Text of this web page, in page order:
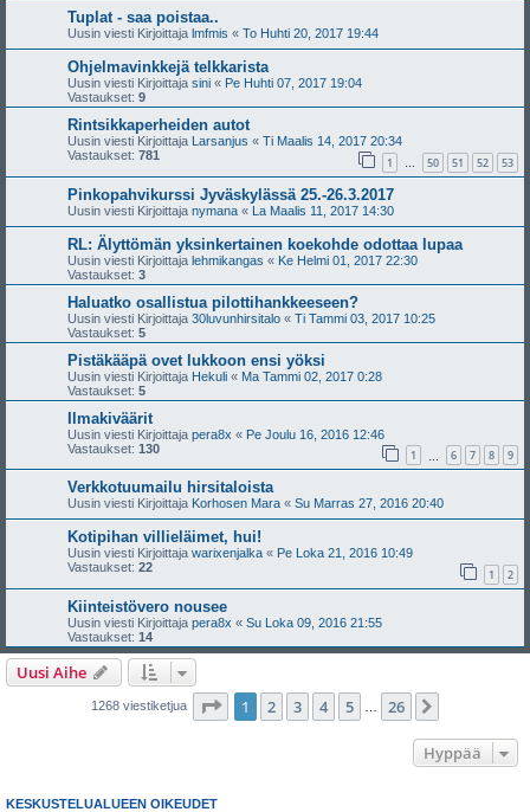
Tuplat - saa poistaa..
Uusin viesti Kirjoittaja lmfmis « To Huhti 20, 2017 19:44
Ohjelmavinkkejä telkkarista
Uusin viesti Kirjoittaja sini « Pe Huhti 07, 2017 19:04
Vastaukset: 9
Rintsikkaperheiden autot
Uusin viesti Kirjoittaja Larsanjus « Ti Maalis 14, 2017 20:34
Vastaukset: 781 1 … 50 51 52 53
Pinkopahvikurssi Jyväskylässä 25.-26.3.2017
Uusin viesti Kirjoittaja nymana « La Maalis 11, 2017 14:30
RL: Älyttömän yksinkertainen koekohde odottaa lupaa
Uusin viesti Kirjoittaja lehmikangas « Ke Helmi 01, 2017 22:30
Vastaukset: 3
Haluatko osallistua pilottihankkeeseen?
Uusin viesti Kirjoittaja 30luvunhirsitalo « Ti Tammi 03, 2017 10:25
Vastaukset: 5
Pistäkääpä ovet lukkoon ensi yöksi
Uusin viesti Kirjoittaja Hekuli « Ma Tammi 02, 2017 0:28
Vastaukset: 5
Ilmakiväärit
Uusin viesti Kirjoittaja pera8x « Pe Joulu 16, 2016 12:46
Vastaukset: 130 1 6 7 8 9
Verkkotuumailu hirsitaloista
Uusin viesti Kirjoittaja Korhosen Mara « Su Marras 27, 2016 20:40
Kotipihan villieläimet, hui!
Uusin viesti Kirjoittaja warixenjalka « Pe Loka 21, 2016 10:49
Vastaukset: 22 1 2
Kiinteistövero nousee
Uusin viesti Kirjoittaja pera8x « Su Loka 09, 2016 21:55
Vastaukset: 14
Uusi Aihe
1268 viestiketjua Sivu /26
1 2 3 4 5 26
Hyppää
KESKUSTELUALUEEN OIKEUDET